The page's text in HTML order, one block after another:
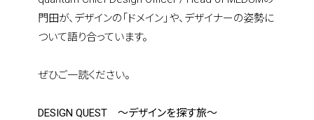
home
門田が、デザインの「ドメイン」や、デザイナーの姿勢に
ついて語り合っています。
ぜひご一読ください。
DESIGN QUEST　～デザインを探す旅～